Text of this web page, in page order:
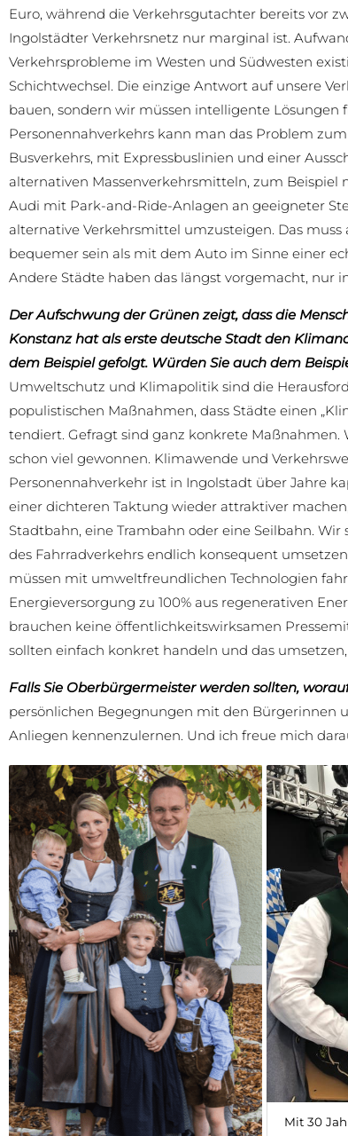
Euro, während die Verkehrsgutachter bereits vor
Ingolstädter Verkehrsnetz nur marginal ist.
Verkehrsprobleme im Westen und Südwesten
Schichtwechsel. Die einzige Antwort auf unsere
bauen, sondern wir müssen intelligente
Personennahverkehrs kann man das Problem
Busverkehrs, mit Expressbuslinien und einer
alternativen Massenverkehrsmitteln, zum
Audi mit Park-and-Ride-Anlagen an geeigneter
alternative Verkehrsmittel umzusteigen. Das
bequemer sein als mit dem Auto im Sinne einer
Andere Städte haben das längst vorgemacht, nur
Der Aufschwung der Grünen zeigt, dass die
Konstanz hat als erste deutsche Stadt den
dem Beispiel gefolgt. Würden Sie auch dem
Umweltschutz und Klimapolitik sind die
populistischen Maßnahmen, dass Städte einen
tendiert. Gefragt sind ganz konkrete
schon viel gewonnen. Klimawende und
Personennahverkehr ist in Ingolstadt über Jahre
einer dichteren Taktung wieder attraktiver
Stadtbahn, eine Trambahn oder eine Seilbahn.
des Fahrradverkehrs endlich konsequent
müssen mit umweltfreundlichen Technologien
Energieversorgung zu 100% aus regenerativen
brauchen keine öffentlichkeitswirksamen
sollten einfach konkret handeln und das
Falls Sie Oberbürgermeister werden sollten,
persönlichen Begegnungen mit den Bürgerinnen
Anliegen kennenzulernen. Und ich freue mich
Mit 30